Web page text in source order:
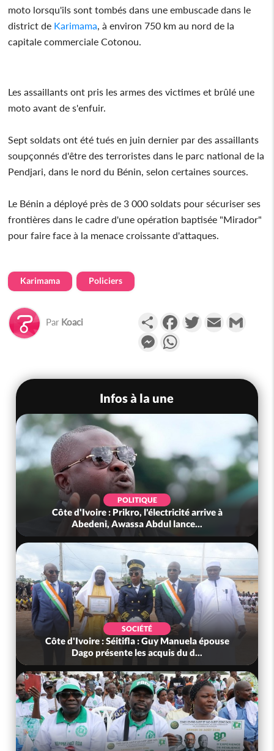
moto lorsqu'ils sont tombés dans une embuscade dans le
district de Karimama , à environ 750 km au nord de la
capitale commerciale Cotonou.
Les assaillants ont pris les armes des victimes et brûlé une
moto avant de s'enfuir.
Sept soldats ont été tués en juin dernier par des assaillants
soupçonnés d'être des terroristes dans le parc national de la
Pendjari, dans le nord du Bénin, selon certaines sources.
Le Bénin a déployé près de 3 000 soldats pour sécuriser ses
frontières dans le cadre d'une opération baptisée "Mirador"
pour faire face à la menace croissante d'attaques.
Karimama Policiers
Par Koaci PartagerFacebookTwitterEmail
Messenger
Infos à la une
POLITIQUE
Côte d'Ivoire : Prikro, l'électricité arrive à
Abedeni, Awassa Abdul lance...
SOCIÉTÉ
Côte d'Ivoire : Séitifla : Guy Manuela épouse
Dago présente les acquis du d...